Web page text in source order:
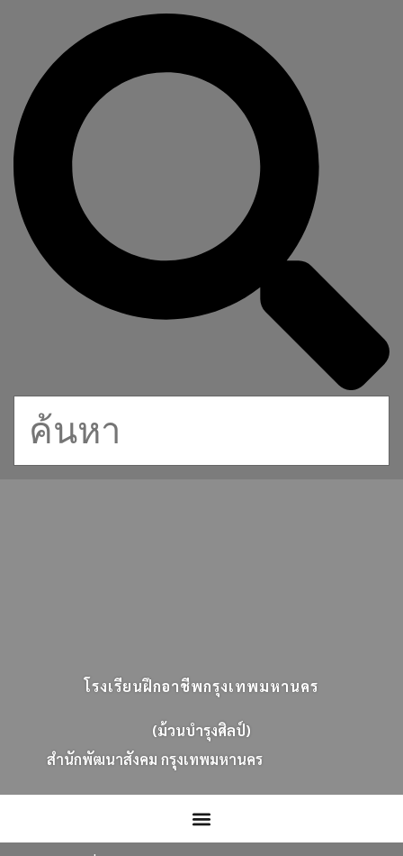
โรงเรียนฝึกอาชีพกรุงเทพมหานคร
(ม้วนบำรุงศิลป์)
สนกพฒนาสงคม กรงเทพมหานคร